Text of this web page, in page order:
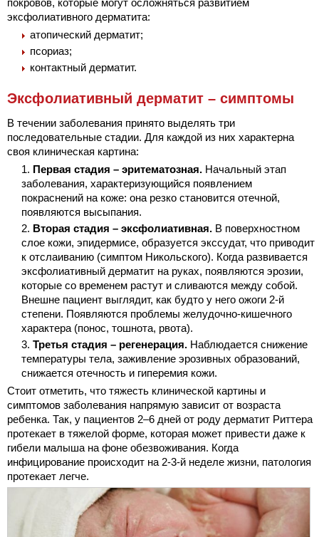
покровов, которые могут осложняться развитием
эксфолиативного дерматита:
атопический дерматит;
псориаз;
контактный дерматит.
Эксфолиативный дерматит – симптомы
В течении заболевания принято выделять три
последовательные стадии. Для каждой из них характерна
своя клиническая картина:
Первая стадия – эритематозная. Начальный этап
заболевания, характеризующийся появлением
покраснений на коже: она резко становится отечной,
появляются высыпания.
Вторая стадия – эксфолиативная. В поверхностном
слое кожи, эпидермисе, образуется экссудат, что приводит
к отслаиванию (симптом Никольского). Когда развивается
эксфолиативный дерматит на руках, появляются эрозии,
которые со временем растут и сливаются между собой.
Внешне пациент выглядит, как будто у него ожоги 2-й
степени. Появляются проблемы желудочно-кишечного
характера (понос, тошнота, рвота).
Третья стадия – регенерация. Наблюдается снижение
температуры тела, заживление эрозивных образований,
снижается отечность и гиперемия кожи.
Стоит отметить, что тяжесть клинической картины и
симптомов заболевания напрямую зависит от возраста
ребенка. Так, у пациентов 2–6 дней от роду дерматит Риттера
протекает в тяжелой форме, которая может привести даже к
гибели малыша на фоне обезвоживания. Когда
инфицирование происходит на 2-3-й неделе жизни, патология
протекает легче.